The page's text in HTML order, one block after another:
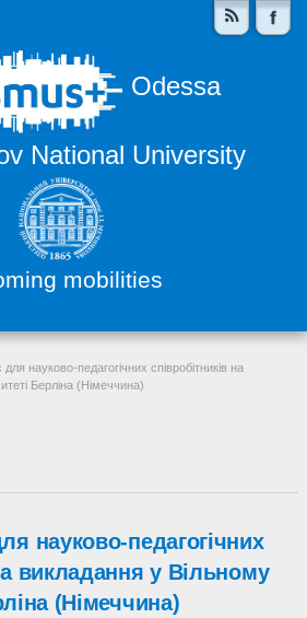
Odessa
National University
mobilities
науково-педагогічних співробітників на
Берліна (Німеччина)
науково-педагогічних
викладання у Вільному
(Німеччина)